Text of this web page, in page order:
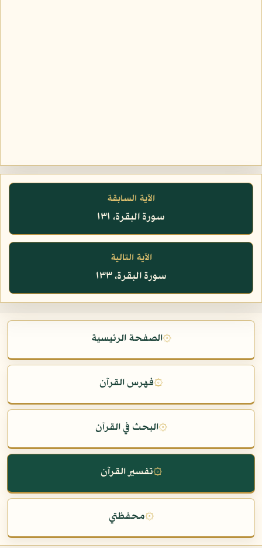
الآية السابقة
سورة البقرة، ١٣١
الآية التالية
سورة البقرة، ١٣٣
۞الصفحة الرئيسية
۞فهرس القرآن
۞البحث في القرآن
۞تفسير القرآن
۞محفظتي